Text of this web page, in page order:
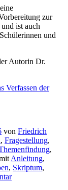
zur
ist auch
und
Autorin Dr.
Verfassen der
von Friedrich
, Fragestellung,
,
Anleitung,
, Skriptum,